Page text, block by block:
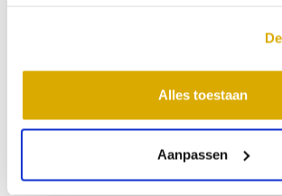
Alles toestaan
Aanpassen
telefoon, laptop of iPad uit het
wanneer je ze niet gebruikt.
Duurzaam